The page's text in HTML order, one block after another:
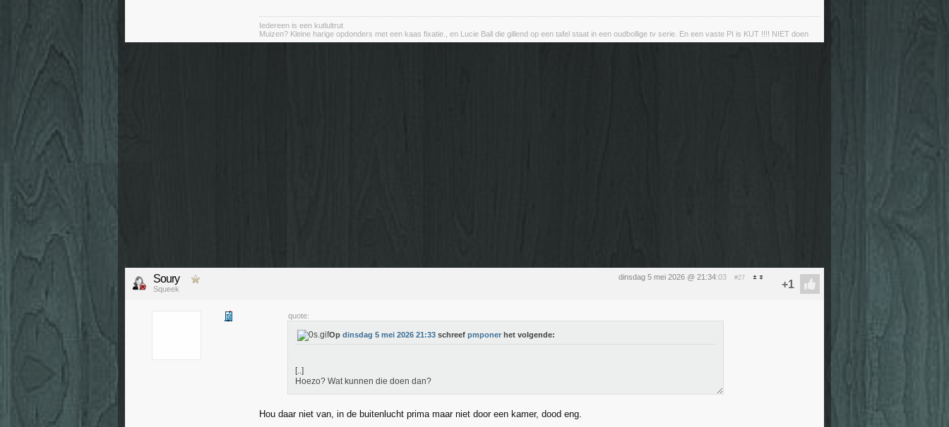
Iedereen is een kutlultrut
Muizen? Kleine harige opdonders met een kaas fixatie., en Lucie Ball die gillend op een tafel staat in een oudbollige tv serie. En een vaste PI is KUT !!!! NIET doen
dinsdag 5 mei 2026 @ 21:34:03 #27
Soury
Squeek
quote:
Op dinsdag 5 mei 2026 21:33 schreef pmponer het volgende:
[..]
Hoezo? Wat kunnen die doen dan?
Hou daar niet van, in de buitenlucht prima maar niet door een kamer, dood eng.